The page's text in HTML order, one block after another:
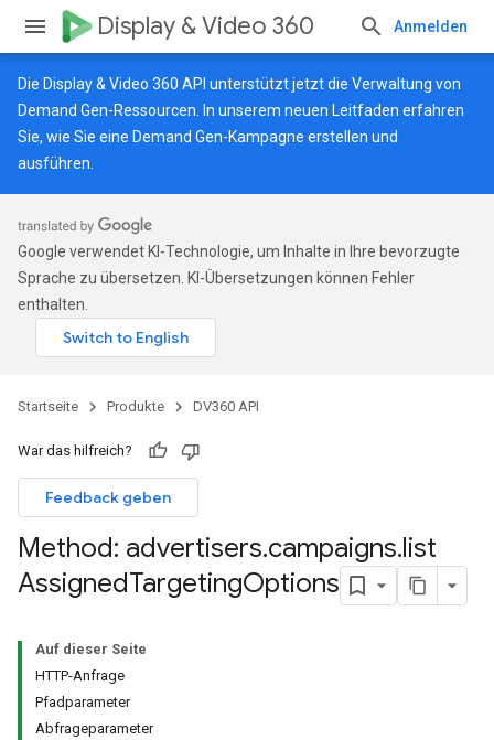
Display & Video 360 Anmelden
Die Display & Video 360 API unterstützt jetzt die Verwaltung von
Demand Gen-Ressourcen.
In unserem neuen Leitfaden erfahren
Sie, wie Sie eine Demand Gen-Kampagne erstellen und
ausführen.
Google verwendet KI-Technologie, um Inhalte in Ihre bevorzugte
Sprache zu übersetzen. KI-Übersetzungen können Fehler
enthalten.
Startseite Produkte DV360 API
War das hilfreich?
Feedback geben
Method: advertisers.campaigns.list
AssignedTargetingOptions
Auf dieser Seite
HTTP-Anfrage
Pfadparameter
Abfrageparameter